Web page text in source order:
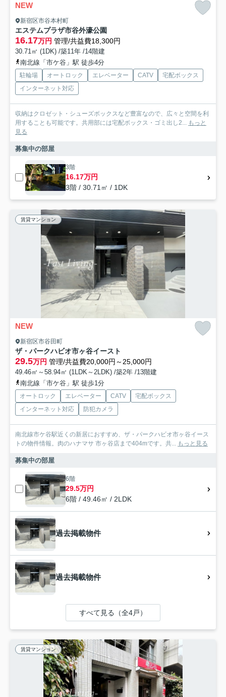
NEW
新宿区市谷本村町
エステムプラザ市谷外濠公園
16.17万円 管理/共益費18,300円
30.71㎡ (1DK) /築11年 /14階建
南北線「市ケ谷」駅 徒歩4分
駐輪場 オートロック エレベーター CATV
宅配ボックス
インターネット対応
収納はクロゼット・シューズボックスなど豊富なので、広々と空間を利
用することも可能です。共用部には宅配ボックス・ゴミ出し2...
もっと
見る
募集中の部屋
3階
16.17万円
3階 / 30.71㎡ / 1DK
賃貸マンション
NEW
新宿区市谷田町
ザ・パークハビオ市ヶ谷イースト
29.5万円 管理/共益費20,000円～25,000円
49.46㎡～58.94㎡ (1LDK～2LDK) /築2年 /13階建
南北線「市ケ谷」駅 徒歩1分
オートロック エレベーター CATV
宅配ボックス
インターネット対応
防犯カメラ
南北線市ケ谷駅近くの新居におすすめ、ザ・パークハビオ市ヶ谷イース
トの物件情報。肉のハナマサ 市ヶ谷店まで404mです。共...
もっと見る
募集中の部屋
6階
29.5万円
6階 / 49.46㎡ / 2LDK
過去掲載物件
過去掲載物件
すべて見る（全4戸）
賃貸マンション